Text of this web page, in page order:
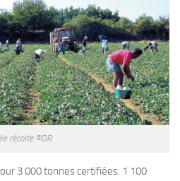
récolte ©DR
3 000 tonnes certifiées. 1 100